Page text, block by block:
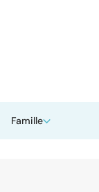
Famille